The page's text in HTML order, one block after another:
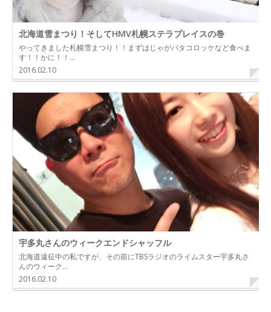
北海道雪まつり！そしてHMV札幌ステラプレイスの巻
やってきました札幌雪まつり！！まずはじゃがバタコロッケなど食べま
す！！かに！！…
2016.02.10
宇多丸さんのウィークエンドシャッフル
北海道遠征中の私ですが、その前にTBSラジオのライムスター宇多丸さ
んのウィーク…
2016.02.10